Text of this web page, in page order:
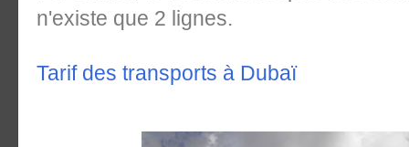
n'existe que 2 lignes.
Tarif des transports à Dubaï